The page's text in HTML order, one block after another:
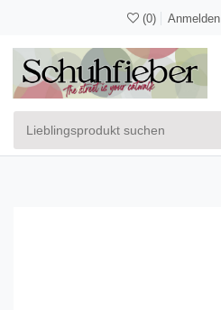
(0) Anmelden